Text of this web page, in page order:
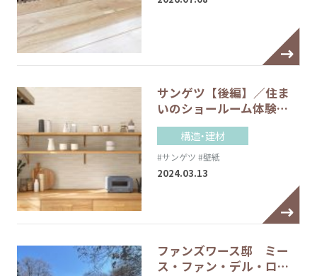
サンゲツ【後編】／住ま
いのショールーム体験…
構造・建材
#サンゲツ #壁紙
2024.03.13
ファンズワース邸 ミー
ス・ファン・デル・ロ…